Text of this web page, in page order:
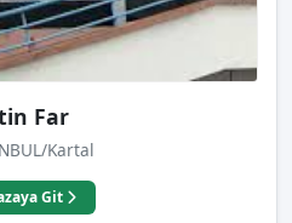
Far
Kartal
Git